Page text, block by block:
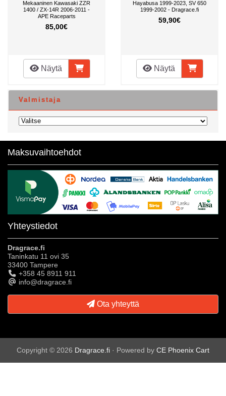
Mekaaninen Kawasaki ZZR
1400 / ZX-14R 2006-2011 -
APE Raceparts
85,00€
Näytä
Hayabusa 1999-2023, SV 650
1999-2002 - Dragrace.fi
59,90€
Näytä
Valmistaja
Maksuvaihtoehdot
Yhteystiedot
Dragrace.fi
Taninkatu 11 ovi 35
33400 Tampere
+358 45 8911 911
info@dragrace.fi
Ota yhteyttä
Copyright © 2026 Dragrace.fi · Powered by CE Phoenix Cart